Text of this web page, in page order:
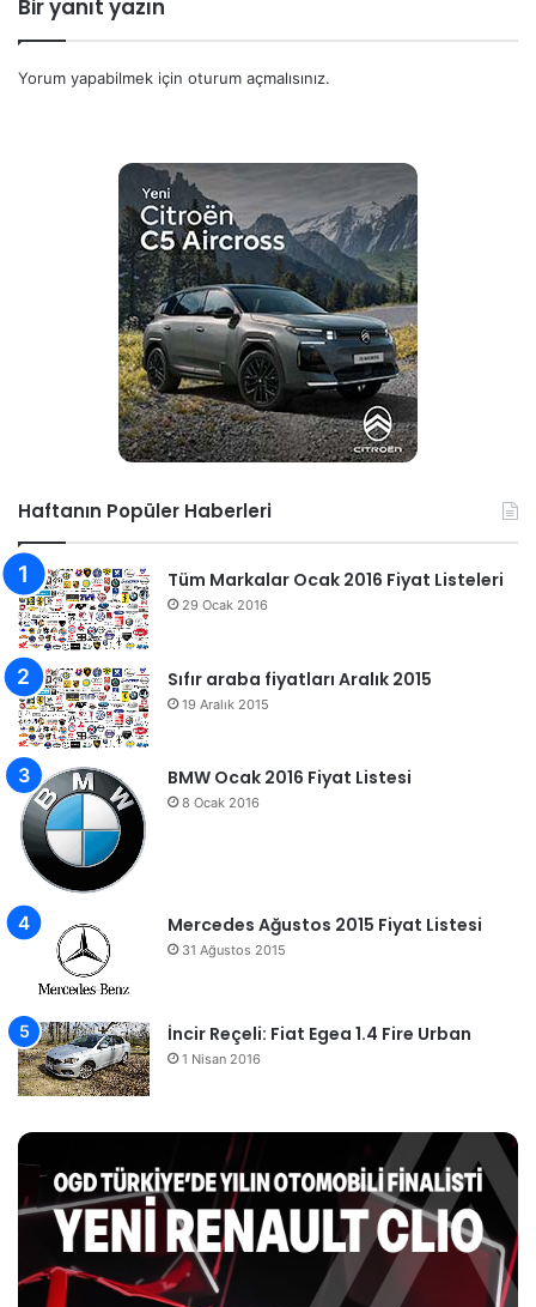
Bir yanıt yazın
Yorum yapabilmek için oturum açmalısınız.
Haftanın Popüler Haberleri
Tüm Markalar Ocak 2016 Fiyat Listeleri
29 Ocak 2016
Sıfır araba fiyatları Aralık 2015
19 Aralık 2015
BMW Ocak 2016 Fiyat Listesi
8 Ocak 2016
Mercedes Ağustos 2015 Fiyat Listesi
31 Ağustos 2015
İncir Reçeli: Fiat Egea 1.4 Fire Urban
1 Nisan 2016